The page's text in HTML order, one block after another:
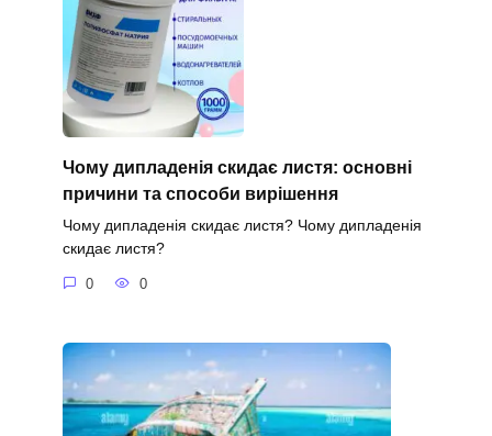
Чому дипладенія скидає листя: основні
причини та способи вирішення
Чому дипладенія скидає листя? Чому дипладенія
скидає листя?
0 0